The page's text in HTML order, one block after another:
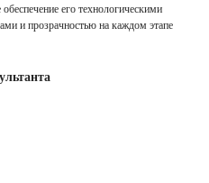
его технологическими
и прозрачностью на каждом этапе